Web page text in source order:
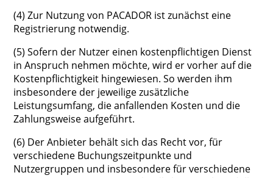
(4) Zur Nutzung von PACADOR ist zunächst eine
Registrierung notwendig.
(5) Sofern der Nutzer einen kostenpflichtigen Dienst
in Anspruch nehmen möchte, wird er vorher auf die
Kostenpflichtigkeit hingewiesen. So werden ihm
insbesondere der jeweilige zusätzliche
Leistungsumfang, die anfallenden Kosten und die
Zahlungsweise aufgeführt.
(6) Der Anbieter behält sich das Recht vor, für
verschiedene Buchungszeitpunkte und
Nutzergruppen und insbesondere für verschiedene